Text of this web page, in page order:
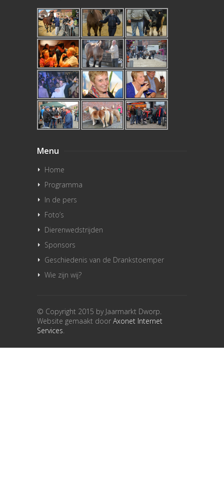
Menu
Home
Programma
In de pers
Foto’s
Dierenwedstrijden
Sponsors
Geschiedenis van de Drankstoemper
Wie zijn wij?
© Copyright 2015 by Jaarmarkt Dworp.
Website gemaakt door Axonet Internet
Services.